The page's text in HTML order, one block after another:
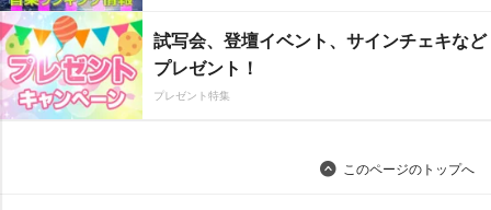
試写会、登壇イベント、サインチェキなど
プレゼント！
プレゼント特集
このページのトップへ